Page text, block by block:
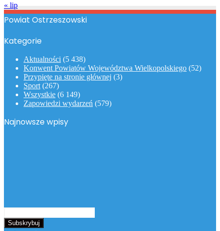
« lip
Powiat Ostrzeszowski
Kategorie
Aktualności (5 438)
Konwent Powiatów Województwa Wielkopolskiego (52)
Przypięte na stronie głównej (3)
Sport (267)
Wszystkie (6 149)
Zapowiedzi wydarzeń (579)
Najnowsze wpisy
swój
adres